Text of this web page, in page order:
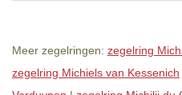
Meer zegelringen: zegelring
zegelring Michiels van Kessenich